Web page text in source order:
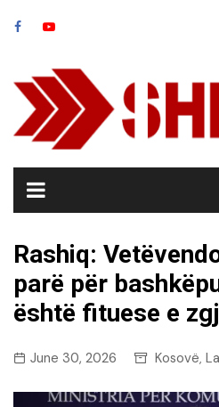
Rashiq:
parë për
është fituese e
June 30, 2026 Kosovë,